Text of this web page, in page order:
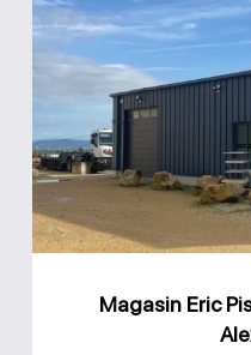
Magasin Eric